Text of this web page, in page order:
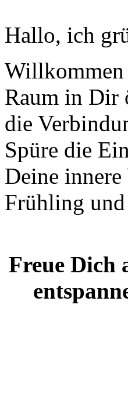
Hallo, ich
Willkommen
Raum in Dir
die
Spüre die
Deine
Frühling und
Freue Dich